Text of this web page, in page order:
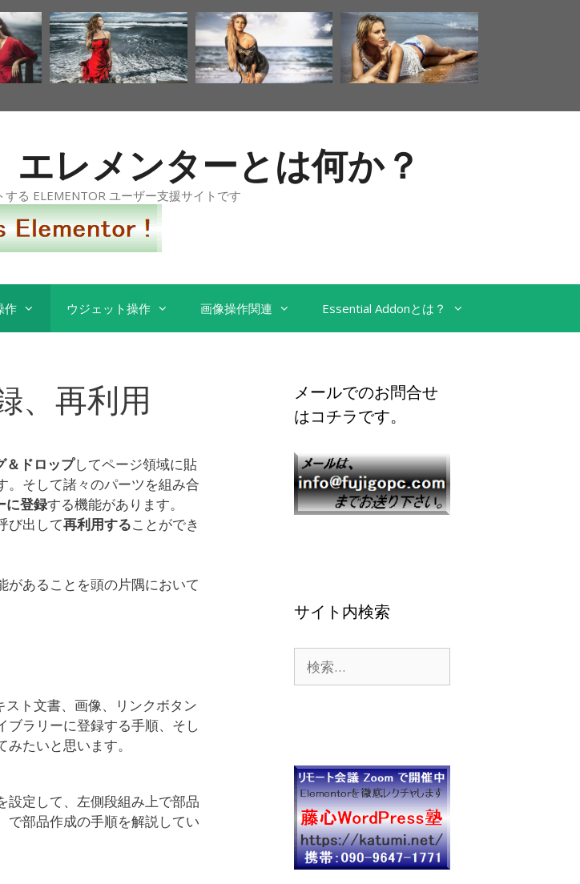
レメンターとは何か？
る ELEMENTOR ユーザー支援サイトです
作 ウジェット操作 画像操作関連 Essential Addonとは？
、再利用
＆ドロップしてページ領域に貼
。そして諸々のパーツを組み合
に登録する機能があります。
び出して再利用することができ
があることを頭の片隅において
ト文書、画像、リンクボタン
ブラリーに登録する手順、そし
たいと思います。
設定して、左側段組み上で部品
で部品作成の手順を解説してい
メールでのお問合せ
はコチラです。
サイト内検索